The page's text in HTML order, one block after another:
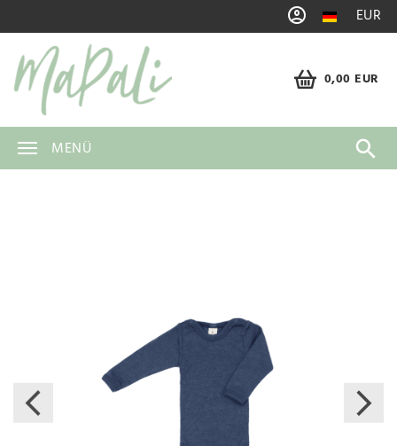
EUR
0,00 EUR
MENÜ